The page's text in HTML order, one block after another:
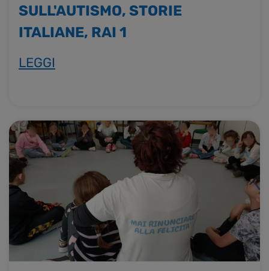
SULL'AUTISMO, STORIE
ITALIANE, RAI 1
LEGGI